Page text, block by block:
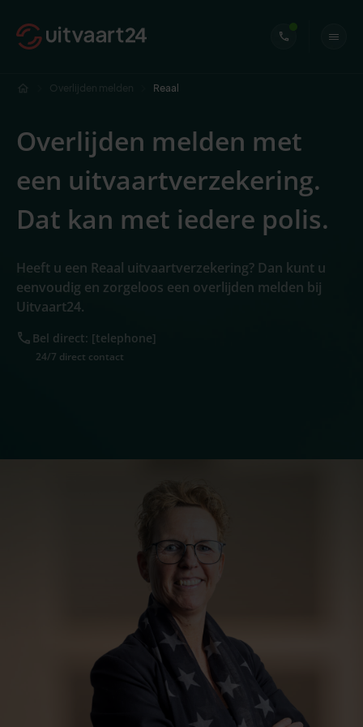
Overlijden melden Reaal
Overlijden melden met
een uitvaartverzekering.
Dat kan met iedere polis.
Heeft u een Reaal uitvaartverzekering? Dan kunt u
eenvoudig en zorgeloos een overlijden melden bij
Uitvaart24.
Bel direct: [telephone]
24/7 direct contact